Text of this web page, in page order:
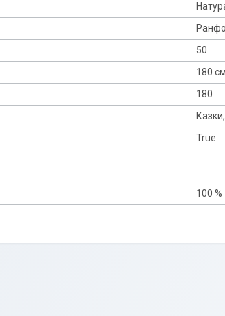
50
180 см
180
True
100 %